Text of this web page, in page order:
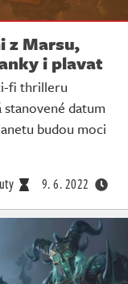
z Marsu,
i plavat
fi thrilleru
datum
budou moci
9. 6. 2022